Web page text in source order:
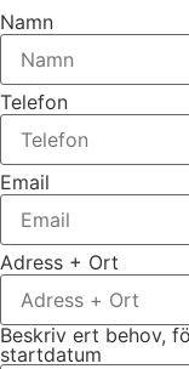
Namn
Telefon
Email
Adress + Ort
Beskriv ert behov,
startdatum